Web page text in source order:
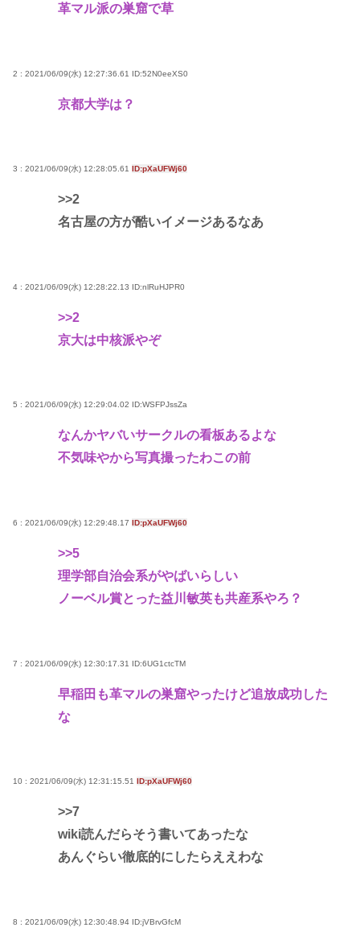
革マル派の巣窟で草
2 : 2021/06/09(水) 12:27:36.61 ID:52N0eeXS0
京都大学は？
3 : 2021/06/09(水) 12:28:05.61 ID:pXaUFWj60
>>2
名古屋の方が酷いイメージあるなあ
4 : 2021/06/09(水) 12:28:22.13 ID:nlRuHJPR0
>>2
京大は中核派やぞ
5 : 2021/06/09(水) 12:29:04.02 ID:WSFPJssZa
なんかヤバいサークルの看板あるよな
不気味やから写真撮ったわこの前
6 : 2021/06/09(水) 12:29:48.17 ID:pXaUFWj60
>>5
理学部自治会系がやばいらしい
ノーベル賞とった益川敏英も共産系やろ？
7 : 2021/06/09(水) 12:30:17.31 ID:6UG1ctcTM
早稲田も革マルの巣窟やったけど追放成功した
な
10 : 2021/06/09(水) 12:31:15.51 ID:pXaUFWj60
>>7
wiki読んだらそう書いてあったな
あんぐらい徹底的にしたらええわな
8 : 2021/06/09(水) 12:30:48.94 ID:jVBrvGfcM